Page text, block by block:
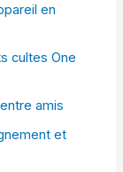
en
cultes One
amis
et